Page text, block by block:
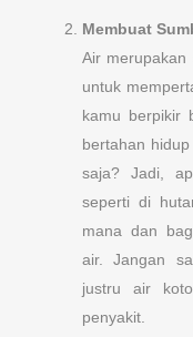
Membuat
Air merupakan
untuk
kamu berpikir
bertahan
saja? Jadi,
seperti di
mana dan
air. Jangan
justru air
penyakit.